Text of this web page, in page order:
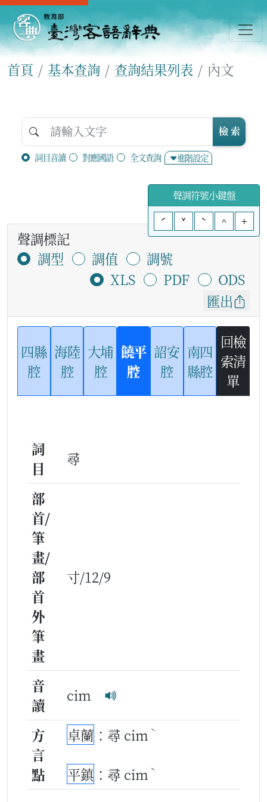
首頁 基本查詢 查詢結果列表 內文
詞目音讀 對應國語 全文查詢 進階設定
檢 索
聲調符號小鍵盤
ˊ
ˇ ˋ ^ +
聲調標記
調型
調值
調號
XLS
PDF
ODS
匯出
四縣
腔
海陸
腔
大埔
腔
饒平
腔
詔安
腔
南四
縣腔
回檢
索清
單
詞
目
尋
部
首/
筆
畫/
部
首
外
筆
畫
寸/12/9
音
讀
cim
方
言
點
卓蘭 ：尋 cim ˋ
平鎮 ：尋 cim ˋ